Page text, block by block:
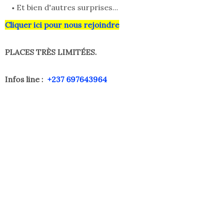
Et bien d'autres surprises...
Cliquer ici pour nous rejoindre
PLACES TRÈS LIMITÉES.
Infos line : +237 697643964